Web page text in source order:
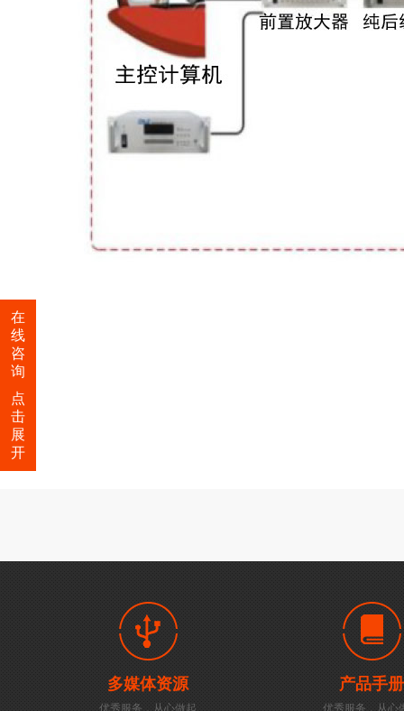
在
线
咨
询
点
击
展
开
多媒体资源
优秀服务，从心做起
产品手册
优秀服务，从心